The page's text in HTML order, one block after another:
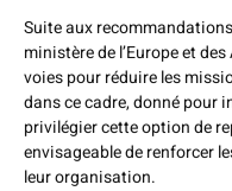
Suite aux
ministère de l’Europe et
voies pour réduire les
dans ce cadre, donné pour
privilégier cette option de
envisageable de renforcer
leur organisation.